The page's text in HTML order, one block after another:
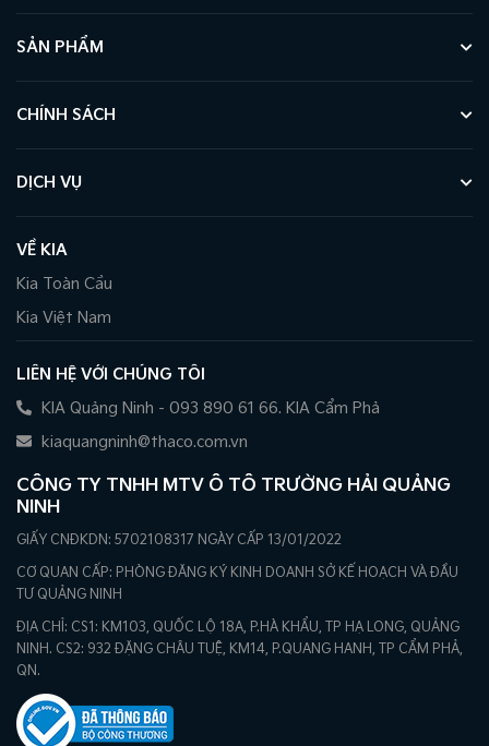
SẢN PHẨM
CHÍNH SÁCH
DỊCH VỤ
VỀ KIA
Kia Toàn Cầu
Kia Việt Nam
LIÊN HỆ VỚI CHÚNG TÔI
KIA Quảng Ninh - 093 890 61 66. KIA Cẩm Phả
kiaquangninh@thaco.com.vn
CÔNG TY TNHH MTV Ô TÔ TRƯỜNG HẢI QUẢNG
NINH
GIẤY CNĐKDN: 5702108317 NGÀY CẤP 13/01/2022
CƠ QUAN CẤP: PHÒNG ĐĂNG KÝ KINH DOANH SỞ KẾ HOẠCH VÀ ĐẦU
TƯ QUẢNG NINH
ĐỊA CHỈ: CS1: KM103, QUỐC LỘ 18A, P.HÀ KHẨU, TP HẠ LONG, QUẢNG
NINH. CS2: 932 ĐẶNG CHÂU TUỆ, KM14, P.QUANG HANH, TP CẨM PHẢ,
QN.